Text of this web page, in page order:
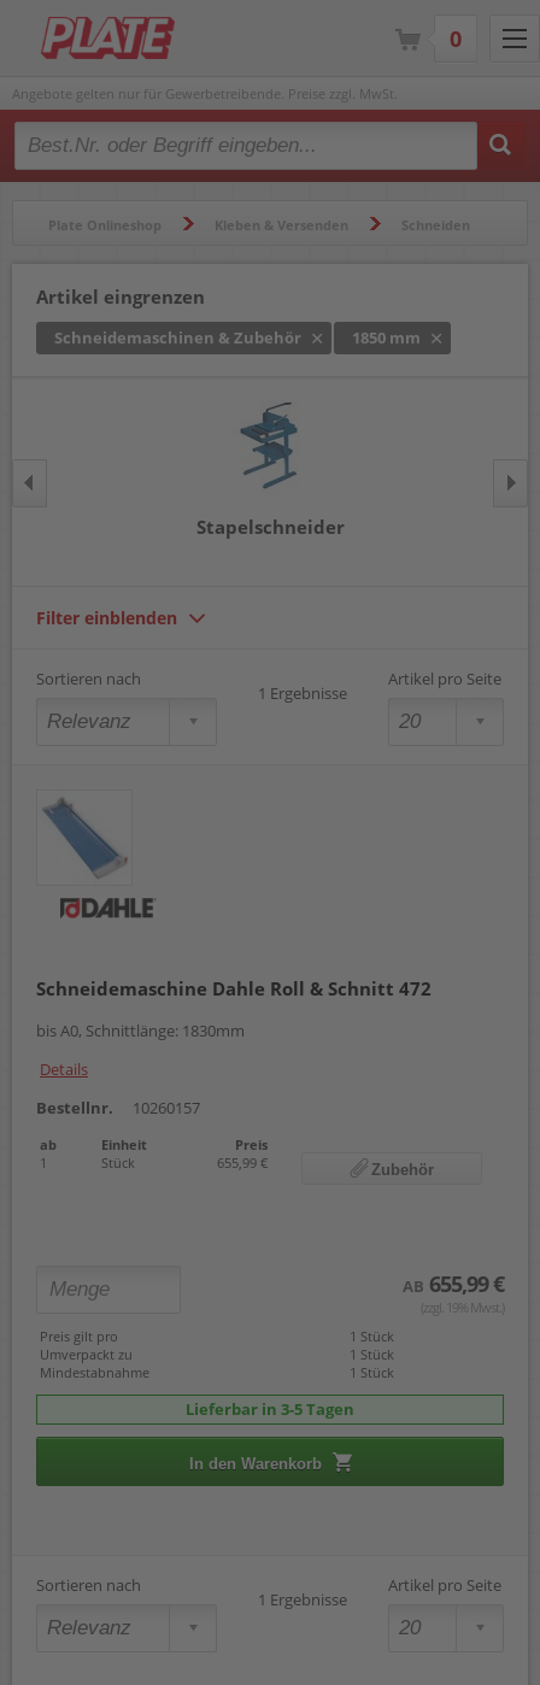
Angebote gelten nur für Gewerbetreibende. Preise zzgl. MwSt.
Type 2 or more characters for results.
Plate Onlineshop Kleben & Versenden Schneiden
Artikel eingrenzen
Schneidemaschinen & Zubehör 1850 mm
Stapelschneider
Filter einblenden
Sortieren nach
1 Ergebnisse
Artikel pro Seite
Schneidemaschine Dahle Roll & Schnitt 472
bis A0, Schnittlänge: 1830mm
Details
Bestellnr.
10260157
ab Einheit
Preis
1
Stück 655,99 € Zubehör
AB 655,99 €
(zzgl. 19% Mwst.)
Preis gilt pro
1 Stück
Umverpackt zu
1 Stück
Mindestabnahme
1 Stück
Lieferbar in 3-5 Tagen
In den Warenkorb
Sortieren nach
1 Ergebnisse
Artikel pro Seite
0